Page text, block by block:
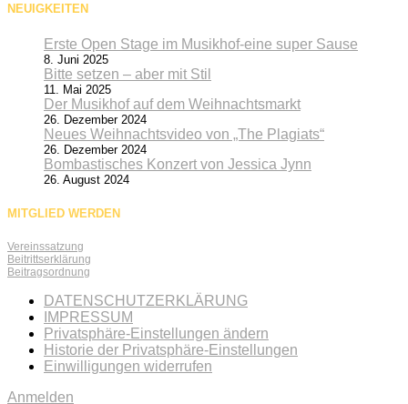
NEUIGKEITEN
Erste Open Stage im Musikhof-eine super Sause
8. Juni 2025
Bitte setzen – aber mit Stil
11. Mai 2025
Der Musikhof auf dem Weihnachtsmarkt
26. Dezember 2024
Neues Weihnachtsvideo von „The Plagiats“
26. Dezember 2024
Bombastisches Konzert von Jessica Jynn
26. August 2024
MITGLIED WERDEN
Vereinssatzung
Beitrittserklärung
Beitragsordnung
DATENSCHUTZERKLÄRUNG
IMPRESSUM
Privatsphäre-Einstellungen ändern
Historie der Privatsphäre-Einstellungen
Einwilligungen widerrufen
Anmelden